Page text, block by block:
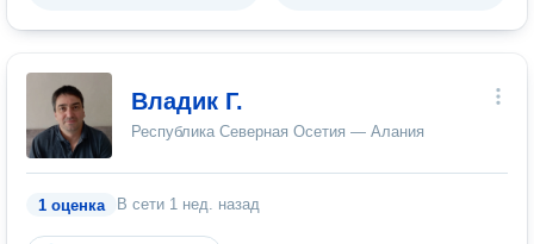
Владик Г.
Республика Северная Осетия — Алания
1 оценка В сети 1 нед. назад